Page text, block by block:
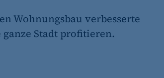
Wohnungsbau verbesserte
Stadt profitieren.